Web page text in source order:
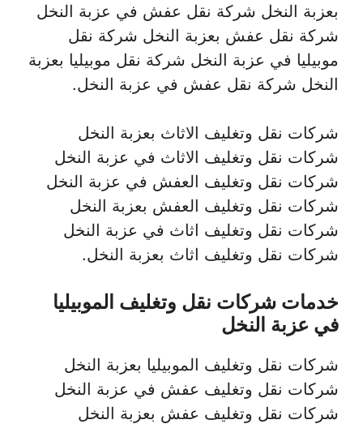
بعزبة النخل شركة نقل عفش في عزبة النخل
شركة نقل عفش بعزبة النخل شركة نقل
موبيليا في عزبة النخل شركة نقل موبيليا بعزبة
النخل شركة نقل عفش في عزبة النخل.
شركات نقل وتغليف الاثاث بعزبة النخل
شركات نقل وتغليف الاثاث في عزبة النخل
شركات نقل وتغليف العفش في عزبة النخل
شركات نقل وتغليف العفش بعزبة النخل
شركات نقل وتغليف اثاث في عزبة النخل
شركات نقل وتغليف اثاث بعزبة النخل.
خدمات شركات نقل وتغليف الموبيليا
في عزبة النخل
شركات نقل وتغليف الموبيليا بعزبة النخل
شركات نقل وتغليف عفش في عزبة النخل
شركات نقل وتغليف عفش بعزبة النخل